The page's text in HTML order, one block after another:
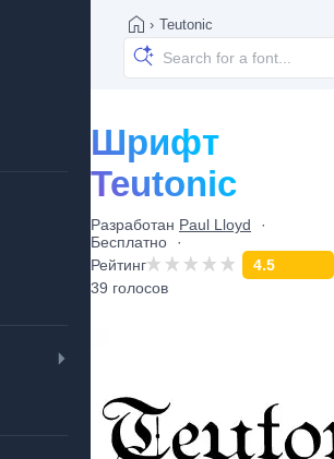
› Teutonic
Шрифт
Teutonic
Разработан Paul Lloyd
Бесплатно
Рейтинг
4.5
39 голосов